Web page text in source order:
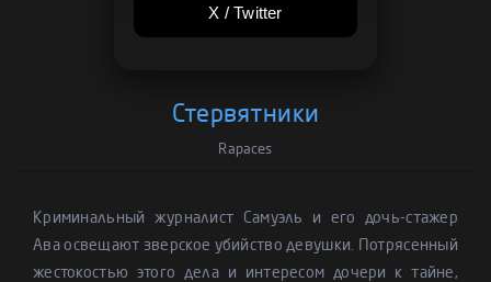
X / Twitter
Стервятники
Rapaces
Криминальный журналист Самуэль и его дочь-стажер
Ава освещают зверское убийство девушки. Потрясенный
жестокостью этого дела и интересом дочери к тайне,